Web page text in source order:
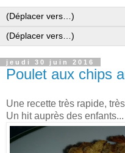
jeudi 30 juin 2016
Poulet aux chips
Une recette très rapide,
Un hit auprès des